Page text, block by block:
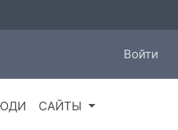
Войти
САЙТЫ